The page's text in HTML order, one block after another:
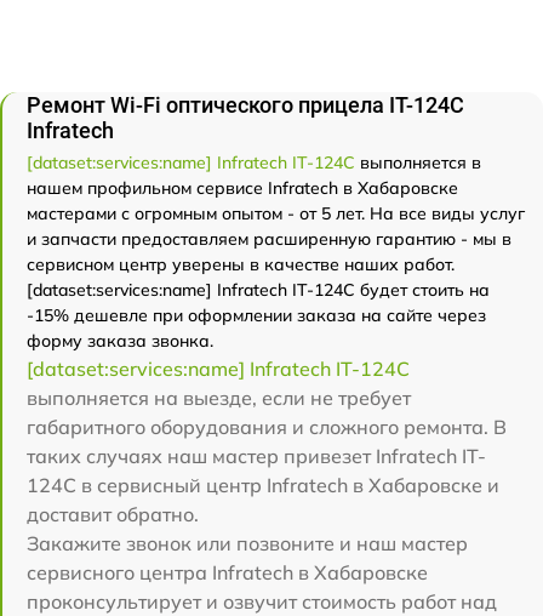
Ремонт Wi-Fi оптического прицела IT-124C
Infratech
[dataset:services:name] Infratech IT-124C выполняется в
нашем профильном сервисе Infratech в Хабаровске
мастерами с огромным опытом - от 5 лет. На все виды услуг
и запчасти предоставляем расширенную гарантию - мы в
сервисном центр уверены в качестве наших работ.
[dataset:services:name] Infratech IT-124C будет стоить на
-15% дешевле при оформлении заказа на сайте через
форму заказа звонка.
[dataset:services:name] Infratech IT-124C
выполняется на выезде, если не требует
габаритного оборудования и сложного ремонта. В
таких случаях наш мастер привезет Infratech IT-
124C в сервисный центр Infratech в Хабаровске и
доставит обратно.
Закажите звонок или позвоните и наш мастер
сервисного центра Infratech в Хабаровске
проконсультирует и озвучит стоимость работ над